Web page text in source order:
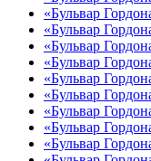
«Бульвар
«Бульвар
«Бульвар
«Бульвар
«Бульвар
«Бульвар
«Бульвар
«Бульвар
«Бульвар